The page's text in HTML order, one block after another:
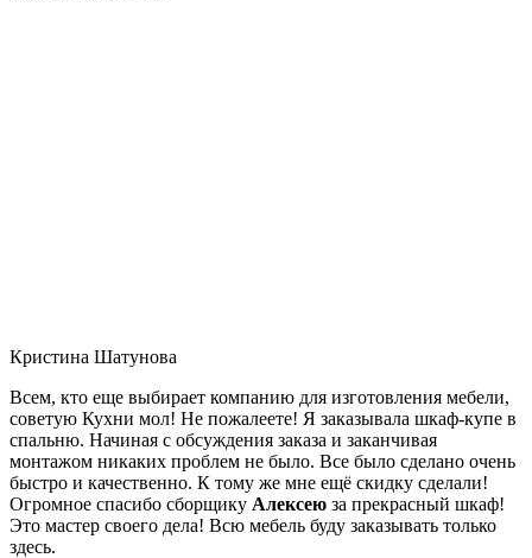
Кристина Шатунова
Всем, кто еще выбирает компанию для изготовления мебели,
советую Кухни мол! Не пожалеете! Я заказывала шкаф-купе в
спальню. Начиная с обсуждения заказа и заканчивая
монтажом никаких проблем не было. Все было сделано очень
быстро и качественно. К тому же мне ещё скидку сделали!
Огромное спасибо сборщику Алексею за прекрасный шкаф!
Это мастер своего дела! Всю мебель буду заказывать только
здесь.